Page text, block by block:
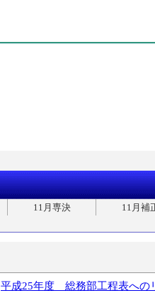
11月専決
11月補
平成25年度 総務部工程表への